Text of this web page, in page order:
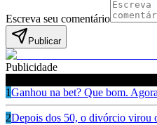
Escreva seu comentário
Publicar
Publicidade
1Ganhou na bet? Que bom.
2Depois dos 50, o divórcio virou